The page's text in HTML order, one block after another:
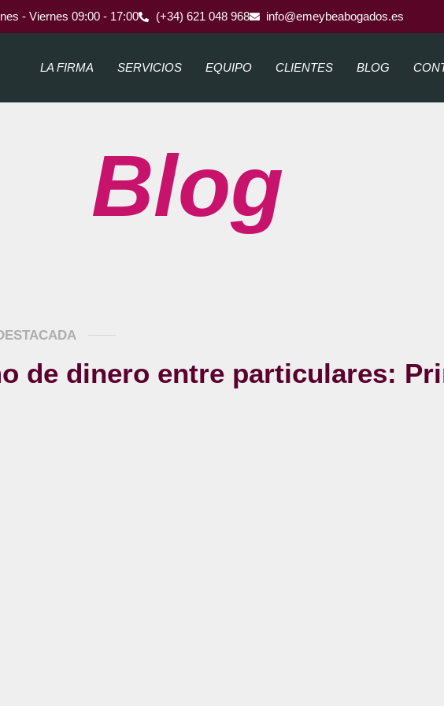
- Viernes 09:00 - 17:00 (+34) 621 048 968 info@emeybeabogados.es
LA FIRMA SERVICIOS EQUIPO CLIENTES BLOG
Blog
de dinero entre particulares: